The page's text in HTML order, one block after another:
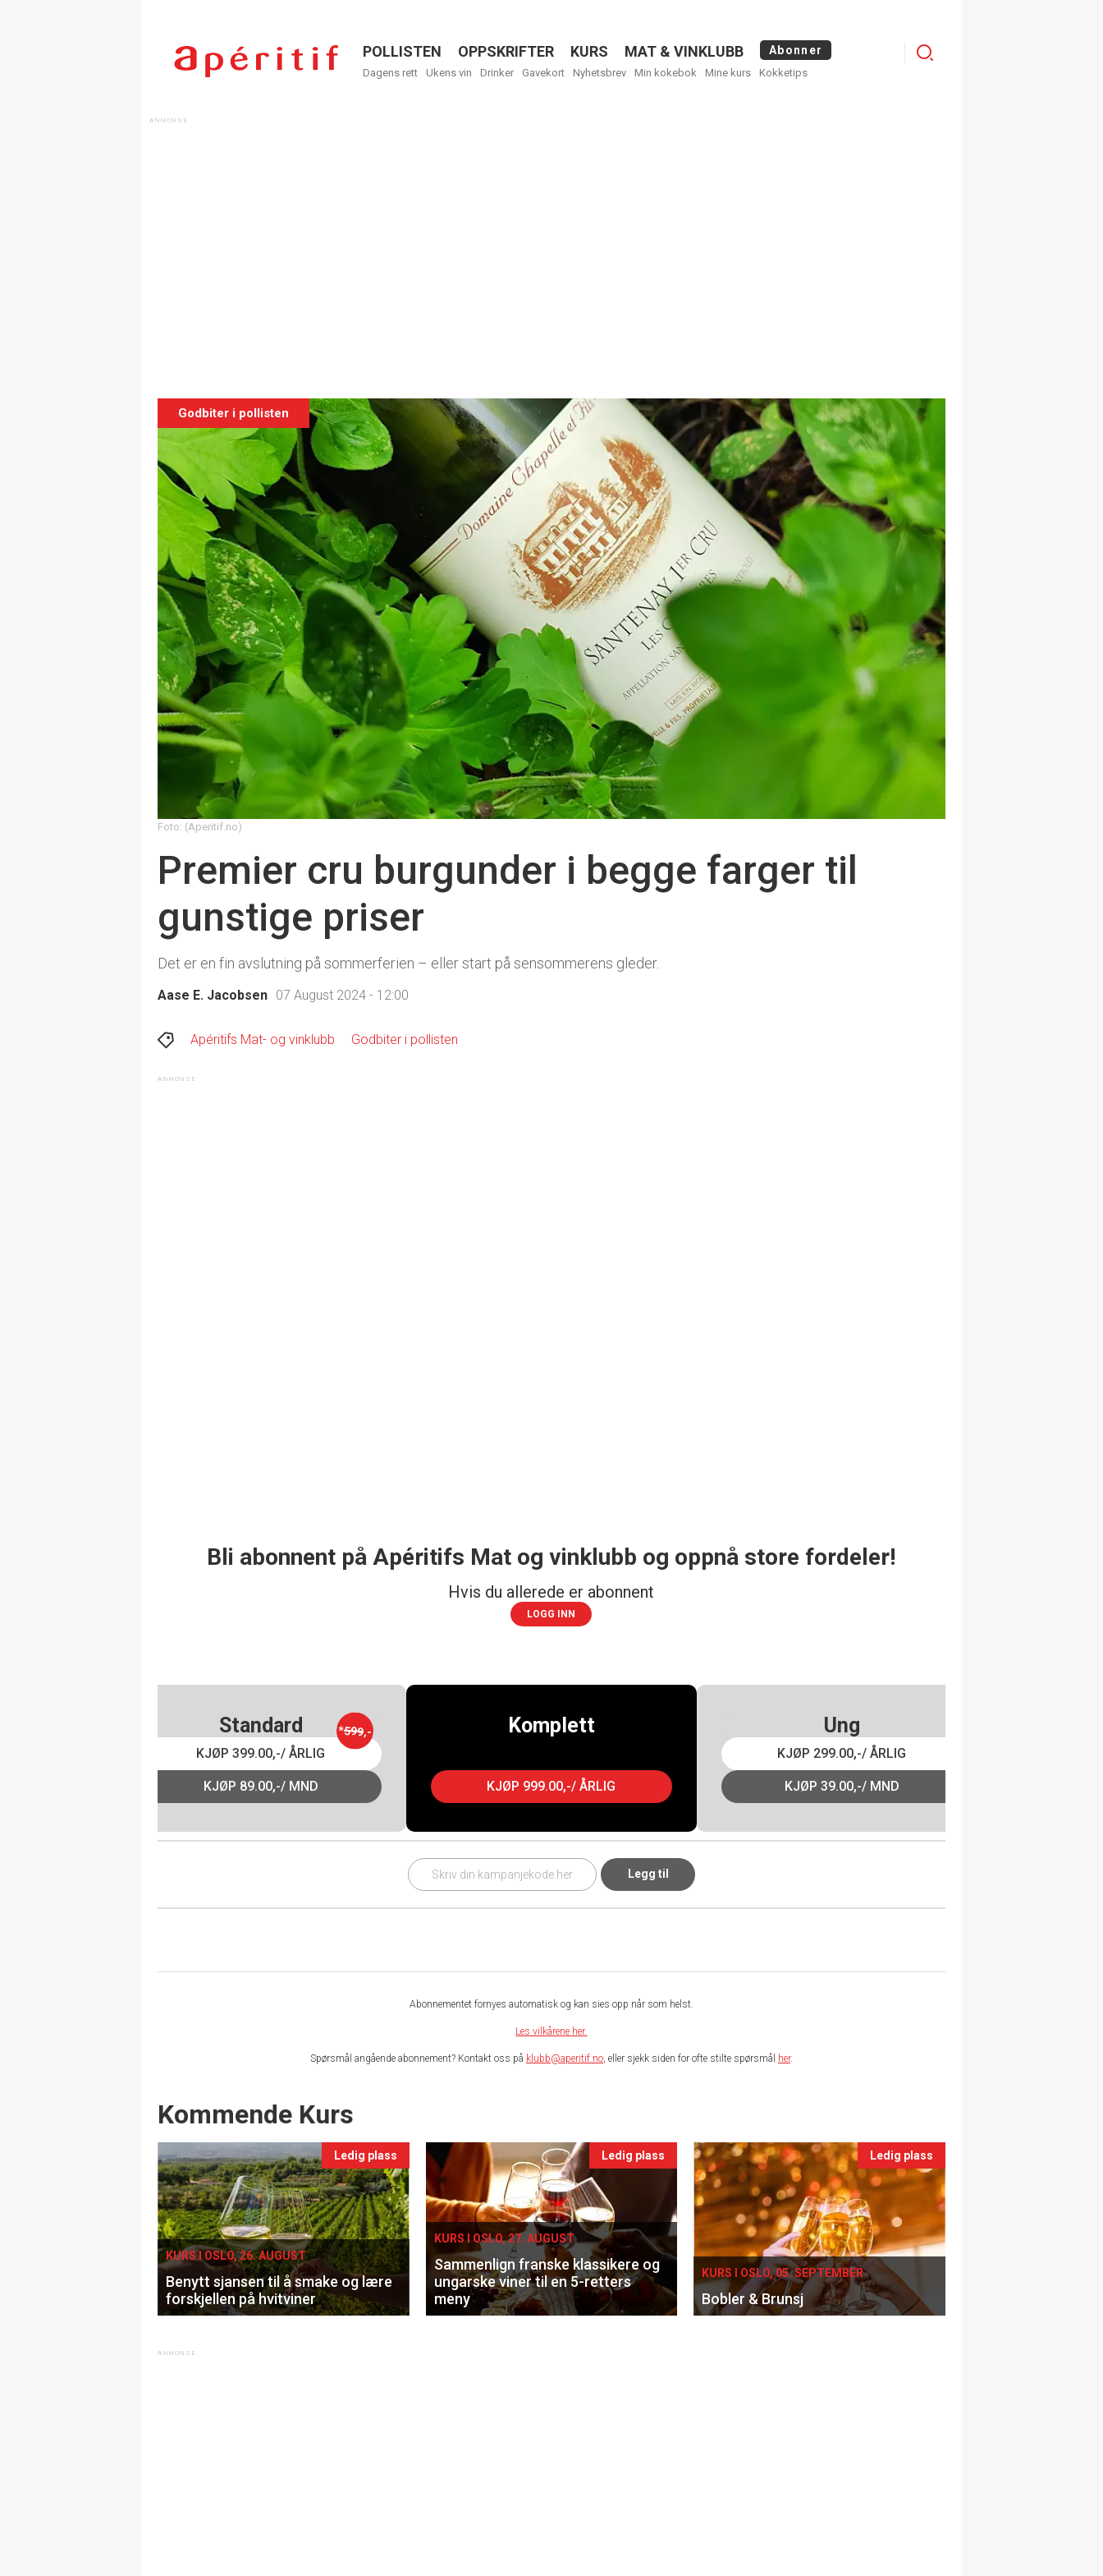
Menu
POLLISTEN OPPSKRIFTER KURS MAT & VINKLUBB Abonner
Dagens rett Ukens vin Drinker Gavekort Nyhetsbrev Min kokebok Mine kurs Kokketips
Logg
Godbiter i pollisten
Foto: (Aperitif.no)
Premier cru burgunder i begge farger til
gunstige priser
Det er en fin avslutning på sommerferien – eller start på sensommerens gleder.
Aase E. Jacobsen 07 August 2024 - 12:00
Apéritifs Mat- og vinklubb Godbiter i pollisten
Bli abonnent på Apéritifs Mat og vinklubb og oppnå store fordeler!
Hvis du allerede er abonnent
LOGG INN
Standard *599,-
KJØP 399.00,-/ ÅRLIG
KJØP 89.00,-/ MND
Komplett
KJØP 999.00,-/ ÅRLIG
Ung
KJØP 299.00,-/ ÅRLIG
KJØP 39.00,-/ MND
Legg til
Abonnementet fornyes automatisk og kan sies opp når som helst.
Les vilkårene her.
Spørsmål angående abonnement? Kontakt oss på klubb@aperitif.no, eller sjekk siden for ofte stilte spørsmål her.
Events
Kommende Kurs
Ledig plass
KURS I OSLO, 26. AUGUST
Benytt sjansen til å smake og lære
forskjellen på hvitviner
Ledig plass
KURS I OSLO, 27. AUGUST
Sammenlign franske klassikere og
ungarske viner til en 5-retters
meny
Ledig plass
KURS I OSLO, 05. SEPTEMBER
Bobler & Brunsj